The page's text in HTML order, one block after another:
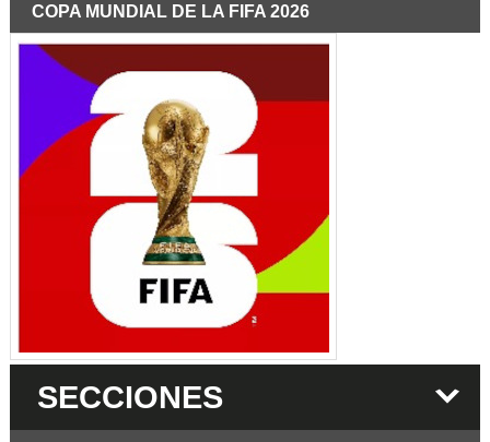
COPA MUNDIAL DE LA FIFA 2026
SECCIONES